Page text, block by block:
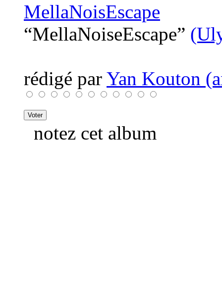
MellaNoisEscape
“MellaNoiseEscape”
rédigé par Yan Kouton
notez cet album